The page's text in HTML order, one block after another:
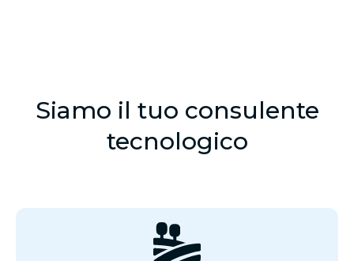
Siamo il tuo consulente
tecnologico